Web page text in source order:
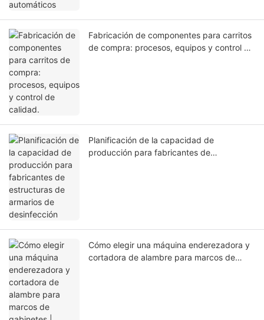
Fabricación de componentes para carritos
de compra: procesos, equipos y control de
Planificación de la capacidad de
producción para fabricantes de
Cómo elegir una máquina enderezadora y
cortadora de alambre para marcos de